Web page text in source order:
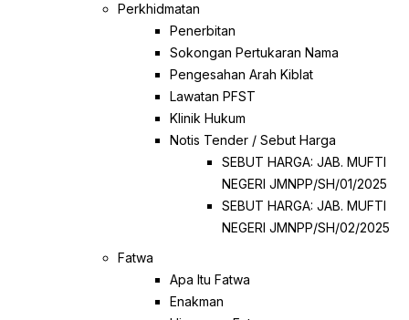
Perkhidmatan
Penerbitan
Sokongan Pertukaran Nama
Pengesahan Arah Kiblat
Lawatan PFST
Klinik Hukum
Notis Tender / Sebut Harga
SEBUT HARGA: JAB. MUFTI
NEGERI JMNPP/SH/01/2025
SEBUT HARGA: JAB. MUFTI
NEGERI JMNPP/SH/02/2025
Fatwa
Apa Itu Fatwa
Enakman